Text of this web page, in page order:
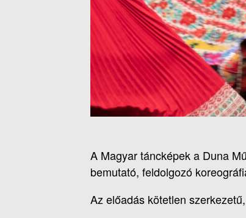
A Magyar táncképek a Duna
bemutató, feldolgozó
Az előadás kötetlen